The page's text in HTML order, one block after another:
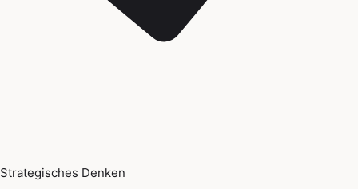
Strategisches Denken